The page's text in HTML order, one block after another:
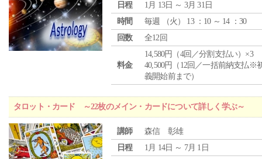
日程
1月 13日 ～ 3月 31日
時間
毎週 （火 ） 13 ：10 ～ 14 ：30
回数
全12回
料金
14,580円（4回／分割支払い）×3
40,500円（12回／一括前納支払※
義開始前まで）
タロット・カード ～22枚のメイン・カードについて詳しく学ぶ～
講師
森信 彰雄
日程
1月 14日 ～ 7月 1日